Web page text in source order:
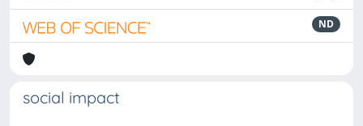
ND
social impact